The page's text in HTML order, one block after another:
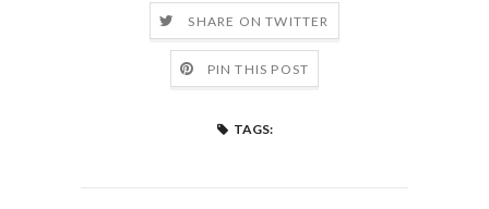
SHARE ON TWITTER
PIN THIS POST
TAGS: